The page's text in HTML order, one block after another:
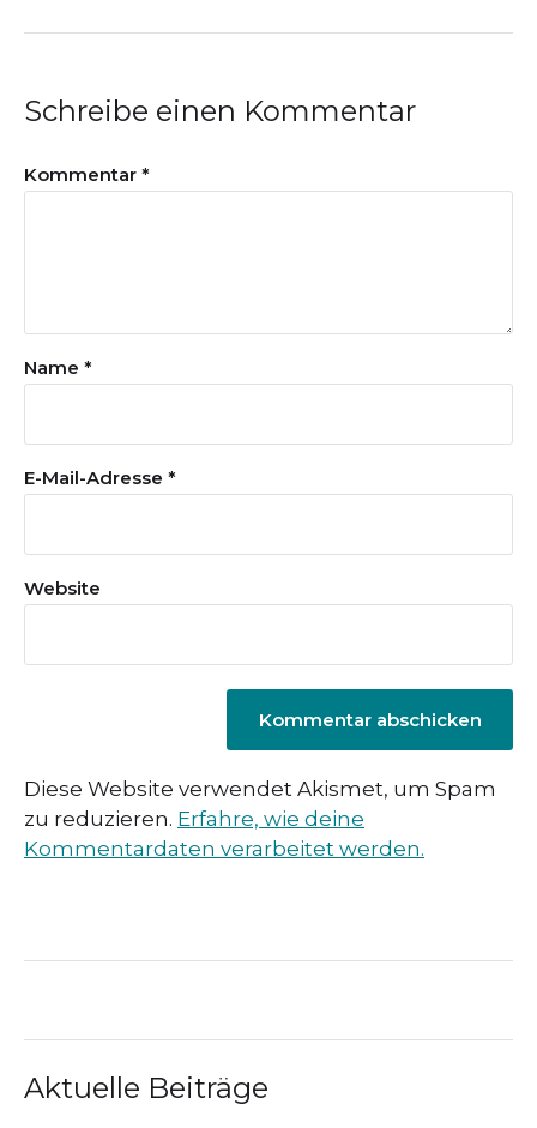
Schreibe einen Kommentar
Kommentar *
Name *
E-Mail-Adresse *
Website
Diese Website verwendet Akismet, um Spam
zu reduzieren. Erfahre, wie deine
Kommentardaten verarbeitet werden.
Aktuelle Beiträge